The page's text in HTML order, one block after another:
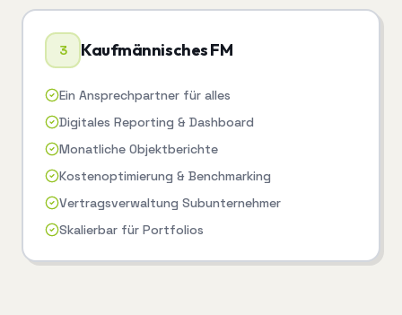
3 Kaufmännisches FM
Ein Ansprechpartner für alles
Digitales Reporting & Dashboard
Monatliche Objektberichte
Kostenoptimierung & Benchmarking
Vertragsverwaltung Subunternehmer
Skalierbar für Portfolios